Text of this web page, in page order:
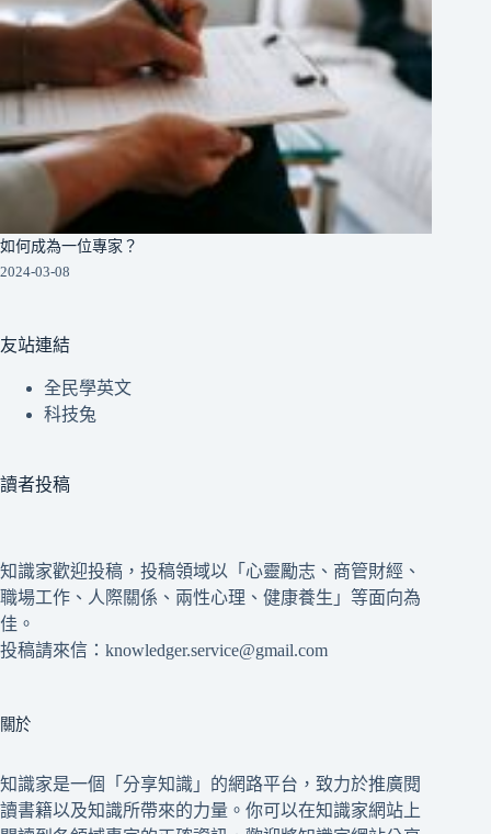
如何成為一位專家？
2024-03-08
友站連結
全民學英文
科技兔
讀者投稿
知識家歡迎投稿，投稿領域以「心靈勵志、商管財經、
職場工作、人際關係、兩性心理、健康養生」等面向為
佳。
投稿請來信：knowledger.service@gmail.com
關於
知識家是一個「分享知識」的網路平台，致力於推廣閱
讀書籍以及知識所帶來的力量。你可以在知識家網站上